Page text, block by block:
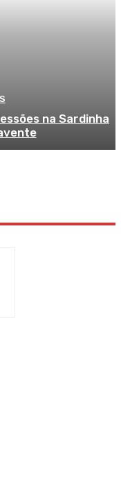
na Sardinha